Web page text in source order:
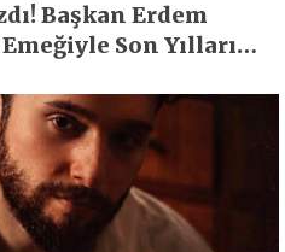
Başkan Erdem
Son Yılların